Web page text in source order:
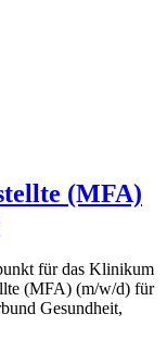
(MFA)
für das Klinikum
(MFA) (m/w/d) für
Gesundheit,